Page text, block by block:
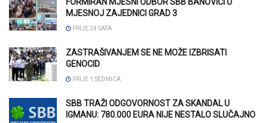
FORMIRAN MJESNI ODBOR SBB BANOVIĆI U
MJESNOJ ZAJEDNICI GRAD 3
PRIJE 24 SATA
ZASTRAŠIVANJEM SE NE MOŽE IZBRISATI
GENOCID
PRIJE 1 SEDMICA
SBB TRAŽI ODGOVORNOST ZA SKANDAL U
IGMANU: 780.000 EURA NIJE NESTALO SLUČAJNO